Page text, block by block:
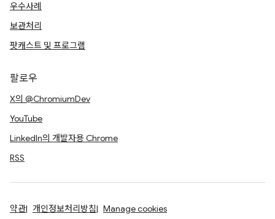
우수사례
보관처리
팟캐스트 및 프로그램
팔로우
X의 @ChromiumDev
YouTube
LinkedIn의 개발자용 Chrome
RSS
약관 개인정보처리방침 Manage cookies